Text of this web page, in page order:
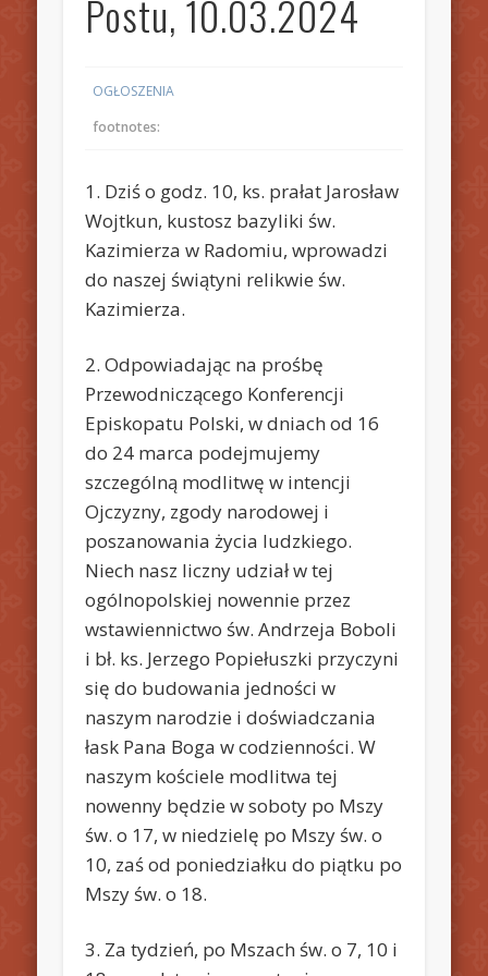
Postu, 10.03.2024
OGŁOSZENIA
footnotes:
1. Dziś o godz. 10, ks. prałat Jarosław
Wojtkun, kustosz bazyliki św.
Kazimierza w Radomiu, wprowadzi
do naszej świątyni relikwie św.
Kazimierza.
2. Odpowiadając na prośbę
Przewodniczącego Konferencji
Episkopatu Polski, w dniach od 16
do 24 marca podejmujemy
szczególną modlitwę w intencji
Ojczyzny, zgody narodowej i
poszanowania życia ludzkiego.
Niech nasz liczny udział w tej
ogólnopolskiej nowennie przez
wstawiennictwo św. Andrzeja Boboli
i bł. ks. Jerzego Popiełuszki przyczyni
się do budowania jedności w
naszym narodzie i doświadczania
łask Pana Boga w codzienności. W
naszym kościele modlitwa tej
nowenny będzie w soboty po Mszy
św. o 17, w niedzielę po Mszy św. o
10, zaś od poniedziałku do piątku po
Mszy św. o 18.
3. Za tydzień, po Mszach św. o 7, 10 i